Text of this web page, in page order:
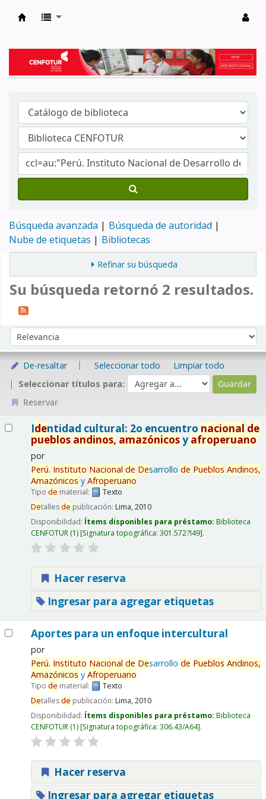
Búsqueda avanzada
Búsqueda de autoridad
Nube de etiquetas
Bibliotecas
Refinar su búsqueda
Su búsqueda retornó 2 resultados.
Ordenar por:
De-resaltar Seleccionar todo
Limpiar todo
Seleccionar títulos para:
Reservar
Identidad cultural: 2o encuentro nacional de
pueblos andinos, amazónicosy afroperuano
por
Perú. Instituto Nacional de Desarrollo de Pueblos Andinos,
Amazónicos y Afroperuano
Tipo de material:
Texto
Detalles de publicación: Lima,2010
Disponibilidad: Ítems disponibles para préstamo: Biblioteca
CENFOTUR(1) Signatura topográfica: 301.572?I49 .
Hacer reserva
Ingresar para agregar etiquetas
Aportes para un enfoque intercultural
por
Perú. Instituto Nacional de Desarrollo de Pueblos Andinos,
Amazónicos y Afroperuano
Tipo de material:
Texto
Detalles de publicación: Lima,2010
Disponibilidad: Ítems disponibles para préstamo: Biblioteca
CENFOTUR(1) Signatura topográfica: 306.43/A64 .
Hacer reserva
Ingresar para agregar etiquetas